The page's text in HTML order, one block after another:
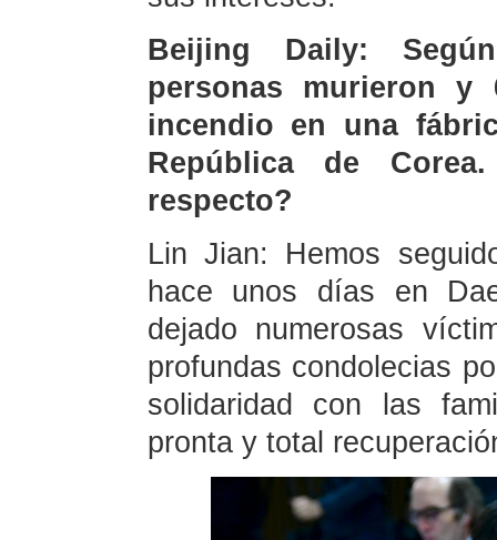
Beijing Daily:
personas murieron
incendio en una
República de
respecto?
Lin Jian: Hemos
hace unos días en
dejado numerosas
profundas condolecias
solidaridad con las
pronta y total